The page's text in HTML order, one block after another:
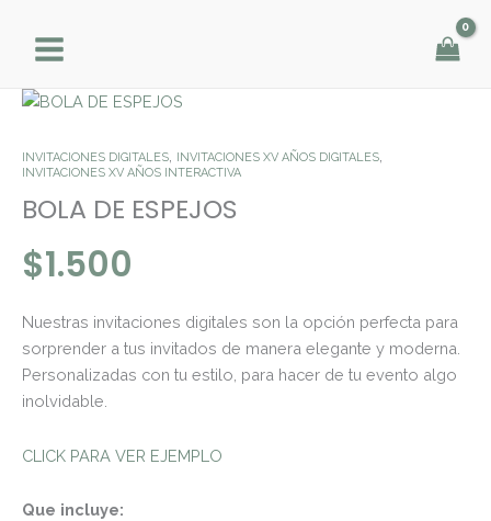
contenido
INVITACIONES DIGITALES INVITACIONES XV AÑOS DIGITALES
INVITACIONES XV AÑOS INTERACTIVA
BOLA DE ESPEJOS
$1.500
Nuestras invitaciones digitales son la opción perfecta para
sorprender a tus invitados de manera elegante y moderna.
Personalizadas con tu estilo, para hacer de tu evento algo
inolvidable.
CLICK PARA VER EJEMPLO
Que incluye:
BOLA
ESPEJOS
cantidad